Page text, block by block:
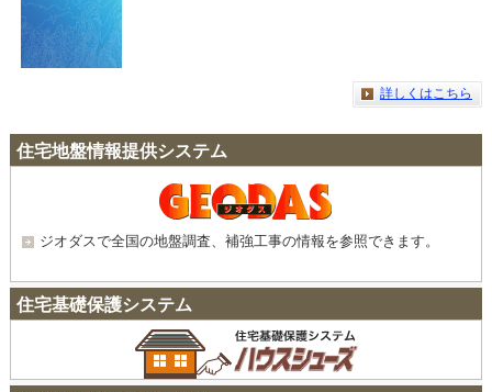
詳しくはこちら
住宅地盤情報提供システム
ジオダスで全国の地盤調査、補強工事の情報を参照できます。
住宅基礎保護システム